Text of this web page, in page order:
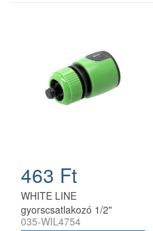
463 Ft
WHITE LINE
gyorscsatlakozó 1/2"
stoppos CH
035-WIL4754